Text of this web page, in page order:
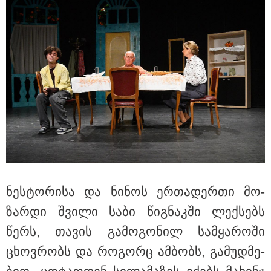
სასკოლო ფორმების ჩინეთიდან
საქართველოში მოწოდება სამ
ეტაპად მოხდება - დეტალები
ნეს­ტო­რი­სა და ნი­ნოს ერ­თა­დერ­თი მო­
ზარ­დი შვი­ლი საბი წიგ­ნაკ­ში ლექ­სებს
წერს, თა­ვის გა­მო­გო­ნილ სამ­ყა­რო­ში
ცხოვ­რობს და რო­გორც ამ­ბობს, გა­მუდ­მე­